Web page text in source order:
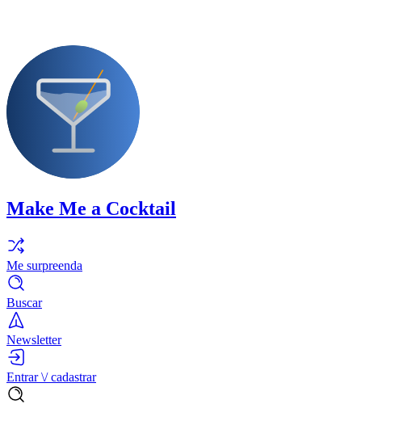
Make Me a Cocktail
Me surpreenda
Buscar
Newsletter
Entrar \/ cadastrar